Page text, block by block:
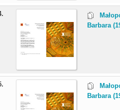
Barbara
Barbara